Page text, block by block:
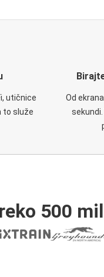
utičnice
to služe
Od
500